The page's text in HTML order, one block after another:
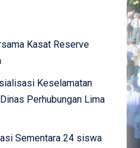
Kasat Reserve
Keselamatan
Perhubungan Lima
Sementara 24 siswa